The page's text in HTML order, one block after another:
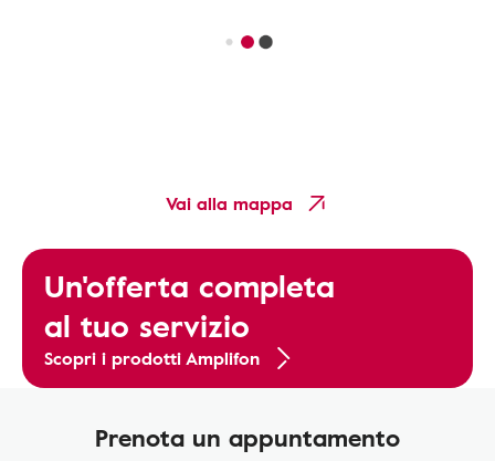
Vai alla mappa
Un'offerta completa
al tuo servizio
Scopri i prodotti Amplifon
Prenota un appuntamento